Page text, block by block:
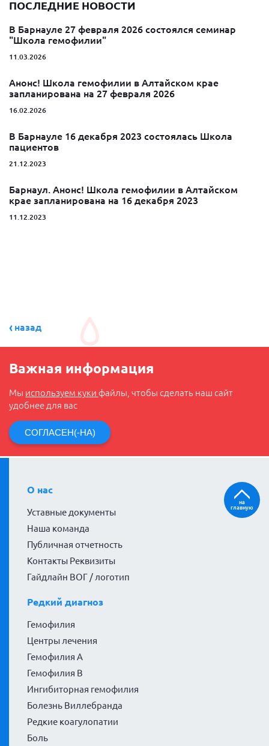
ПОСЛЕДНИЕ НОВОСТИ
В Барнауле 27 февраля 2026 состоялся семинар
"Школа гемофилии"
11.03.2026
Анонс! Школа гемофилии в Алтайском крае
запланирована на 27 февраля 2026
16.02.2026
В Барнауле 16 декабря 2023 состоялась Школа
пациентов
21.12.2023
Барнаул. Анонс! Школа гемофилии в Алтайском
крае запланирована на 16 декабря 2023
11.12.2023
назад
Важная информация
Мы используем куки файлы, чтобы сделать наш сайт
удобнее для вас
СОГЛАСЕН(-НА)
О нас
Уставные документы
Наша команда
Публичная отчетность
Контакты Реквизиты
Гайдлайн ВОГ / логотип
Редкий диагноз
Гемофилия
Центры лечения
Гемофилия А
Гемофилия В
Ингибиторная гемофилия
Болезнь Виллебранда
Редкие коагулопатии
Боль
на
главную